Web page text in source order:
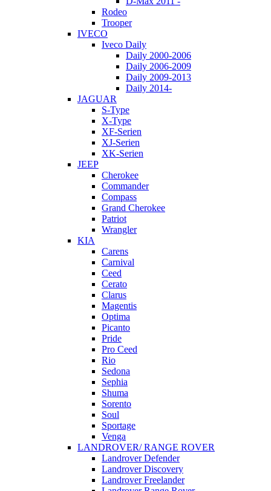
Rodeo
Trooper
IVECO
Iveco Daily
Daily 2000-2006
Daily 2006-2009
Daily 2009-2013
Daily 2014-
JAGUAR
S-Type
X-Type
XF-Serien
XJ-Serien
XK-Serien
JEEP
Cherokee
Commander
Compass
Grand Cherokee
Patriot
Wrangler
KIA
Carens
Carnival
Ceed
Cerato
Clarus
Magentis
Optima
Picanto
Pride
Pro Ceed
Rio
Sedona
Sephia
Shuma
Sorento
Soul
Sportage
Venga
LANDROVER/ RANGE ROVER
Landrover Defender
Landrover Discovery
Landrover Freelander